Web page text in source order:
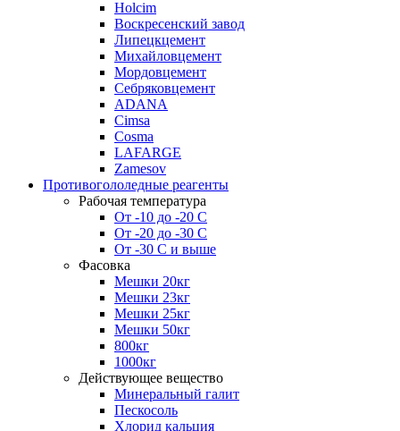
Holcim
Воскресенский завод
Липецкцемент
Михайловцемент
Мордовцемент
Себряковцемент
ADANA
Cimsa
Cosma
LAFARGE
Zamesov
Противогололедные реагенты
Рабочая температура
От -10 до -20 С
От -20 до -30 С
От -30 С и выше
Фасовка
Мешки 20кг
Мешки 23кг
Мешки 25кг
Мешки 50кг
800кг
1000кг
Действующее вещество
Минеральный галит
Пескосоль
Хлорид кальция